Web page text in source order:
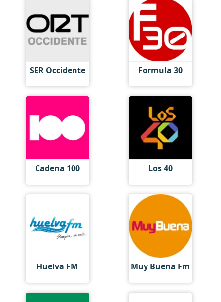
SER Occidente Formula 30
Cadena 100 Los 40
Huelva FM Muy Buena Fm